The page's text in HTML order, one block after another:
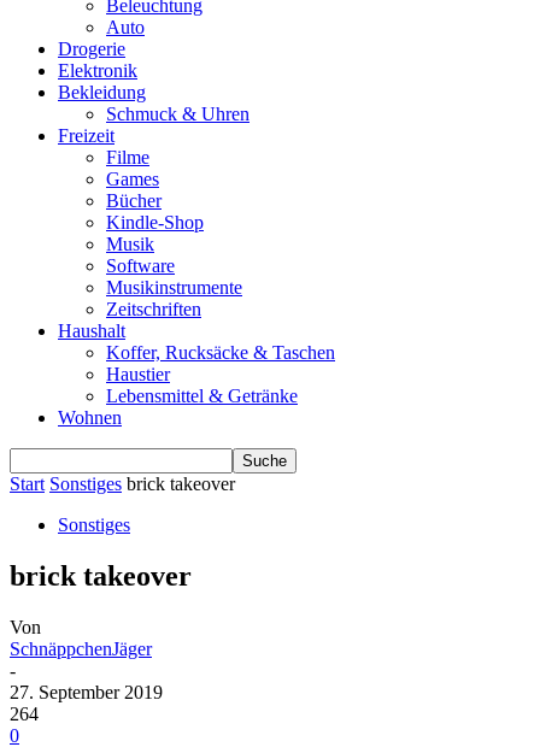
Beleuchtung
Auto
Drogerie
Elektronik
Bekleidung
Schmuck & Uhren
Freizeit
Filme
Games
Bücher
Kindle-Shop
Musik
Software
Musikinstrumente
Zeitschriften
Haushalt
Koffer, Rucksäcke & Taschen
Haustier
Lebensmittel & Getränke
Wohnen
Start Sonstiges brick takeover
Sonstiges
brick takeover
Von
SchnäppchenJäger
-
27. September 2019
264
0